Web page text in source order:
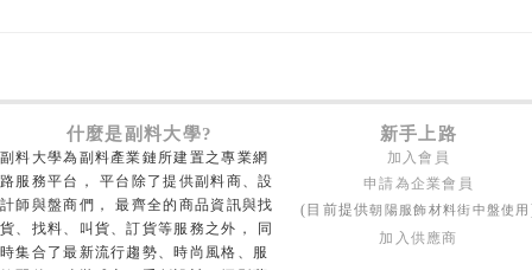
什麼是副料大學? 新手上路
副料大學為副料產業鏈所建置之專業網
路服務平台， 平台除了提供副料商、設
計師與盤商們， 最齊全的商品資訊與找
貨、找料、叫貨、訂貨等服務之外， 同
時集合了最新流行趨勢、時尚風格、服
加入會員
申請為企業會員
(目前提供朝陽服飾材料街中盤使用
加入供應商